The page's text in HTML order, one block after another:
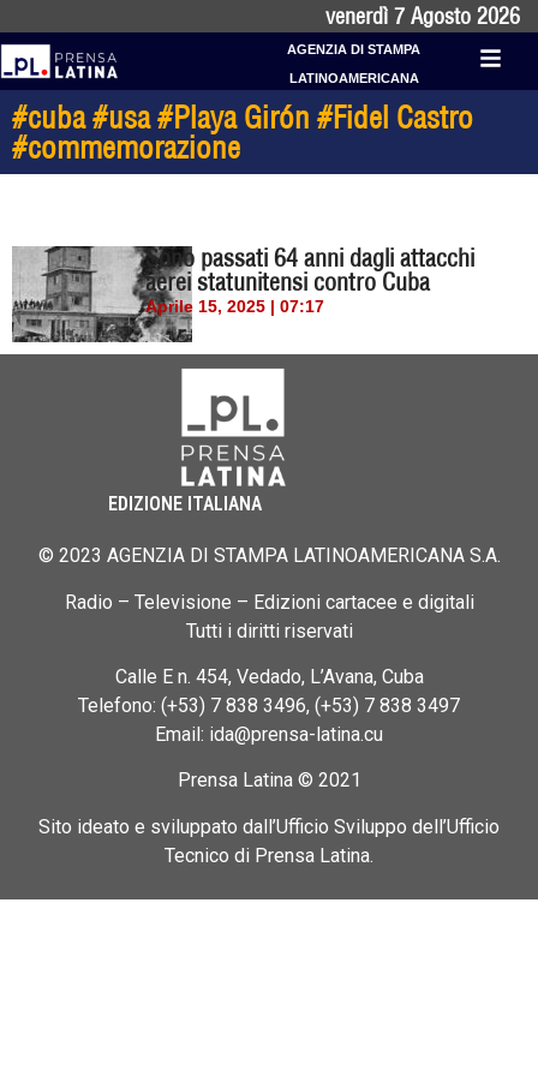
venerdì 7 Agosto 2026
AGENZIA DI STAMPA
LATINOAMERICANA
#cuba #usa #Playa Girón #Fidel Castro
#commemorazione
Sono passati 64 anni dagli attacchi
aerei statunitensi contro Cuba
Aprile 15, 2025 | 07:17
EDIZIONE ITALIANA
© 2023 AGENZIA DI STAMPA LATINOAMERICANA S.A.
Radio – Televisione – Edizioni cartacee e digitali
Tutti i diritti riservati
Calle E n. 454, Vedado, L’Avana, Cuba
Telefono: (+53) 7 838 3496, (+53) 7 838 3497
Email: ida@prensa-latina.cu
Prensa Latina © 2021
Sito ideato e sviluppato dall’Ufficio Sviluppo dell’Ufficio
Tecnico di Prensa Latina.